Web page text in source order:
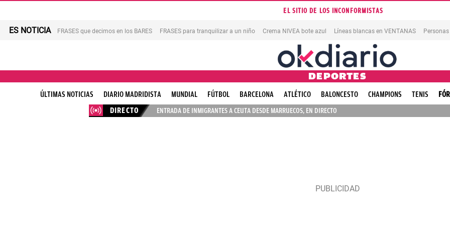
EL SITIO DE LOS INCONFORMISTAS
ES NOTICIA FRASES que decimos en los BARES FRASES para tranquilizar a un niño Crema NIVEA bote azul Líneas blancas en VENTANAS Personas
DEPORTES
ÚLTIMAS NOTICIAS DIARIO MADRIDISTA MUNDIAL FÚTBOL BARCELONA ATLÉTICO BALONCESTO CHAMPIONS TENIS
DIRECTO
ENTRADA DE INMIGRANTES A CEUTA DESDE MARRUECOS, EN DIRECTO